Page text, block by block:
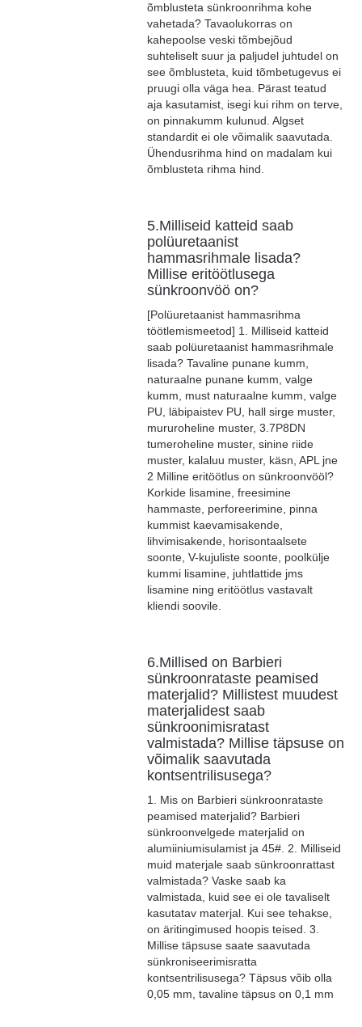
õmblusteta sünkroonrihma kohe
vahetada? Tavaolukorras on
kahepoolse veski tõmbejõud
suhteliselt suur ja paljudel juhtudel on
see õmblusteta, kuid tõmbetugevus ei
pruugi olla väga hea. Pärast teatud
aja kasutamist, isegi kui rihm on terve,
on pinnakumm kulunud. Algset
standardit ei ole võimalik saavutada.
Ühendusrihma hind on madalam kui
õmblusteta rihma hind.
5.Milliseid katteid saab
polüuretaanist
hammasrihmale lisada?
Millise eritöötlusega
sünkroonvöö on?
[Polüuretaanist hammasrihma
töötlemismeetod] 1. Milliseid katteid
saab polüuretaanist hammasrihmale
lisada? Tavaline punane kumm,
naturaalne punane kumm, valge
kumm, must naturaalne kumm, valge
PU, läbipaistev PU, hall sirge muster,
mururoheline muster, 3.7P8DN
tumeroheline muster, sinine riide
muster, kalaluu ​​muster, käsn, APL jne
2 Milline eritöötlus on sünkroonvööl?
Korkide lisamine, freesimine
hammaste, perforeerimine, pinna
kummist kaevamisakende,
lihvimisakende, horisontaalsete
soonte, V-kujuliste soonte, poolkülje
kummi lisamine, juhtlattide jms
lisamine ning eritöötlus vastavalt
kliendi soovile.
6.Millised on Barbieri
sünkroonrataste peamised
materjalid? Millistest muudest
materjalidest saab
sünkroonimisratast
valmistada? Millise täpsuse on
võimalik saavutada
kontsentrilisusega?
1. Mis on Barbieri sünkroonrataste
peamised materjalid? Barbieri
sünkroonvelgede materjalid on
alumiiniumisulamist ja 45#. 2. Milliseid
muid materjale saab sünkroonrattast
valmistada? Vaske saab ka
valmistada, kuid see ei ole tavaliselt
kasutatav materjal. Kui see tehakse,
on äritingimused hoopis teised. 3.
Millise täpsuse saate saavutada
sünkroniseerimisratta
kontsentrilisusega? Täpsus võib olla
0,05 mm, tavaline täpsus on 0,1 mm